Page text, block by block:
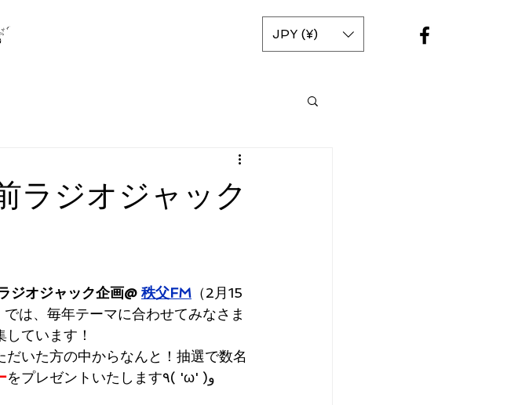
JPY (¥)
ラジオジャック
ジオジャック企画@ 秩父FM （2月15
は、毎年テーマに合わせてみなさま
ています！
だいた方の中からなんと！抽選で数名